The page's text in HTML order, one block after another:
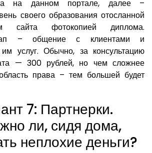
на данном портале, далее –
своего образования отосланной
сайта фотокопией диплома.
– общение с клиентами и
им услуг. Обычно, за консультацию
— 300 рублей, но чем сложнее
права – тем большей будет
7: Партнерки.
ли, сидя дома,
неплохие деньги?